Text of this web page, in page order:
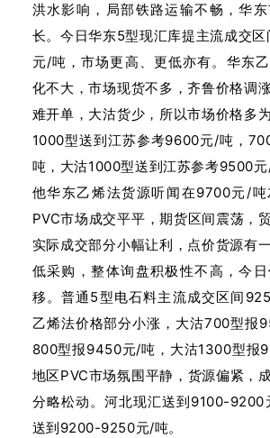
洪水影响，局部铁路运输不畅，华
长。今日华东5型现汇库提主流成交
元/吨，市场更高、更低亦有。华东
化不大，市场现货不多，齐鲁价格调
难开单，大沽货少，所以市场价格多
1000型送到江苏参考9600元/吨，
吨，大沽1000型送到江苏参考9500
他华东乙烯法货源听闻在9700元/
PVC市场成交平平，期货区间震荡，
实际成交部分小幅让利，点价货源有
低采购，整体询盘积极性不高，今
移。普通5型电石料主流成交区间
乙烯法价格部分小涨，大沽700型报
800型报9450元/吨，大沽1300型报
地区PVC市场氛围平静，货源偏紧，
分略松动。河北现汇送到9100-9200
送到9200-9250元/吨。